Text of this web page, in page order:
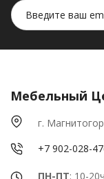
Мебельный
г.
+7 902-028-
ПН-ПТ: 10-